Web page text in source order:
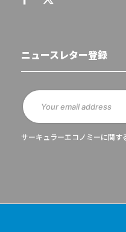
ニュースレター登録
サーキュラーエコノミーに関す